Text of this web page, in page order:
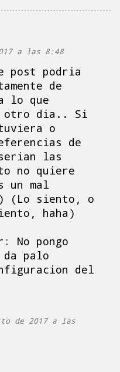
a las 8:48
post podria
de
lo que
otro dia.. Si
o
de
las
no quiere
un mal
(Lo siento, o
haha)
No pongo
da palo
del
de 2017 a las